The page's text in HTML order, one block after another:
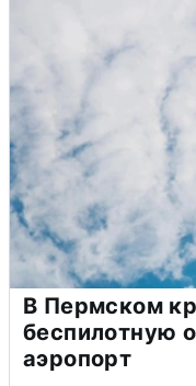
В Пермском
беспилотную
аэропорт